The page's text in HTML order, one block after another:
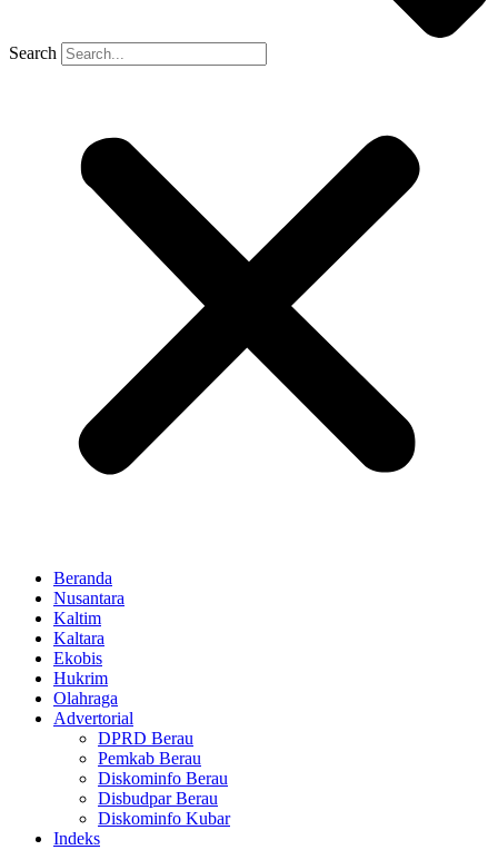
Search
Beranda
Nusantara
Kaltim
Kaltara
Ekobis
Hukrim
Olahraga
Advertorial
DPRD Berau
Pemkab Berau
Diskominfo Berau
Disbudpar Berau
Diskominfo Kubar
Indeks